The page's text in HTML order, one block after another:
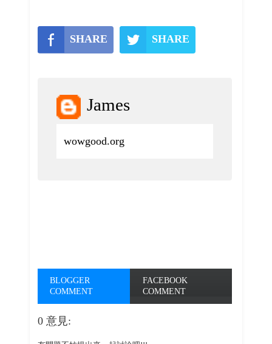
SHARE SHARE
James
wowgood.org
BLOGGER
COMMENT
FACEBOOK
COMMENT
0 意見: